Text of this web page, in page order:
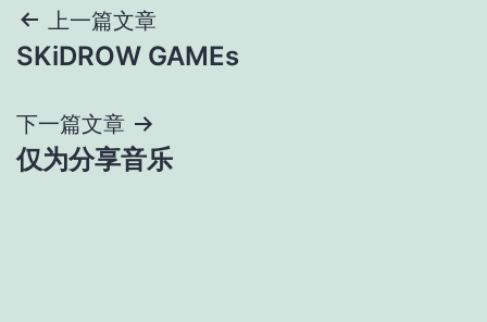
文
章
导
航
上一篇文章
SKiDROW GAMEs
下一篇文章
仅为分享音乐